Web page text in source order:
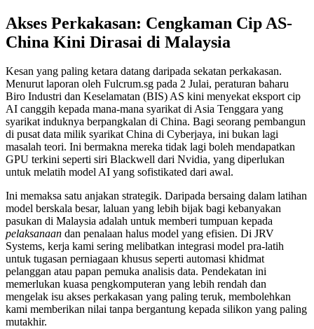
Akses Perkakasan: Cengkaman Cip AS-
China Kini Dirasai di Malaysia
Kesan yang paling ketara datang daripada sekatan perkakasan.
Menurut laporan oleh Fulcrum.sg pada 2 Julai, peraturan baharu
Biro Industri dan Keselamatan (BIS) AS kini menyekat eksport cip
AI canggih kepada mana-mana syarikat di Asia Tenggara yang
syarikat induknya berpangkalan di China. Bagi seorang pembangun
di pusat data milik syarikat China di Cyberjaya, ini bukan lagi
masalah teori. Ini bermakna mereka tidak lagi boleh mendapatkan
GPU terkini seperti siri Blackwell dari Nvidia, yang diperlukan
untuk melatih model AI yang sofistikated dari awal.
Ini memaksa satu anjakan strategik. Daripada bersaing dalam latihan
model berskala besar, laluan yang lebih bijak bagi kebanyakan
pasukan di Malaysia adalah untuk memberi tumpuan kepada
pelaksanaan dan penalaan halus model yang efisien. Di JRV
Systems, kerja kami sering melibatkan integrasi model pra-latih
untuk tugasan perniagaan khusus seperti automasi khidmat
pelanggan atau papan pemuka analisis data. Pendekatan ini
memerlukan kuasa pengkomputeran yang lebih rendah dan
mengelak isu akses perkakasan yang paling teruk, membolehkan
kami memberikan nilai tanpa bergantung kepada silikon yang paling
mutakhir.